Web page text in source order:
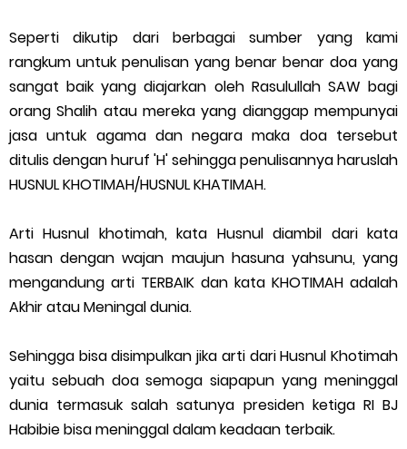
Seperti dikutip dari berbagai sumber yang kami
rangkum untuk penulisan yang benar benar doa yang
sangat baik yang diajarkan oleh Rasulullah SAW bagi
orang Shalih atau mereka yang dianggap mempunyai
jasa untuk agama dan negara maka doa tersebut
ditulis dengan huruf 'H' sehingga penulisannya haruslah
HUSNUL KHOTIMAH/HUSNUL KHATIMAH.
Arti Husnul khotimah, kata Husnul diambil dari kata
hasan dengan wajan maujun hasuna yahsunu, yang
mengandung arti TERBAIK dan kata KHOTIMAH adalah
Akhir atau Meningal dunia.
Sehingga bisa disimpulkan jika arti dari Husnul Khotimah
yaitu sebuah doa semoga siapapun yang meninggal
dunia termasuk salah satunya presiden ketiga RI BJ
Habibie bisa meninggal dalam keadaan terbaik.